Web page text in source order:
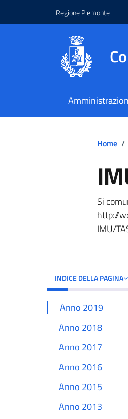
Regione Piemonte
Home /
Si
http://
IMU/
INDICE DELLA PAGINA
Anno 2019
Anno 2018
Anno 2017
Anno 2016
Anno 2015
Anno 2013